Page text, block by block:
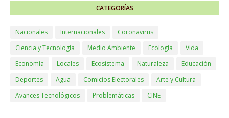
CATEGORÍAS
Nacionales Internacionales
Coronavirus
Ciencia y Tecnología
Medio Ambiente Ecología
Vida
Economía
Locales Ecosistema Naturaleza
Educación
Deportes
Agua Comicios Electorales
Arte y Cultura
Avances Tecnológicos
Problemáticas CINE